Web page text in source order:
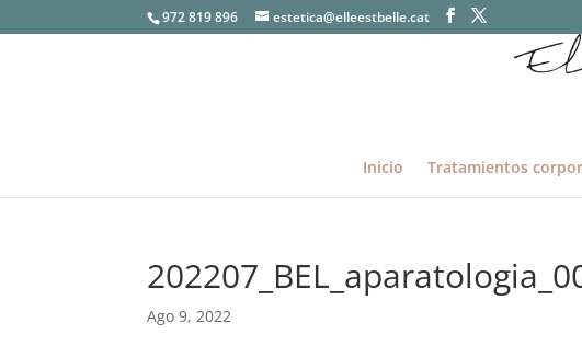
972 819 896 estetica@elleestbelle.cat
Inicio Tratamientos
Ago 9, 2022